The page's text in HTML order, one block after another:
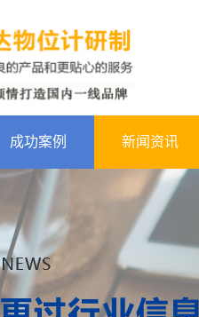
成功案例 新闻资讯